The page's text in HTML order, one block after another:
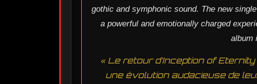
gothic and symphonic sound. The new
a powerful and emotionally charged
album
« Le retour d’Inception of
une évolution audacieuse de